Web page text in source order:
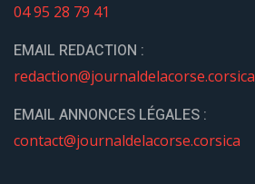
04 95 28 79 41
EMAIL REDACTION :
redaction@journaldelacorse.corsica
EMAIL ANNONCES LÉGALES :
contact@journaldelacorse.corsica